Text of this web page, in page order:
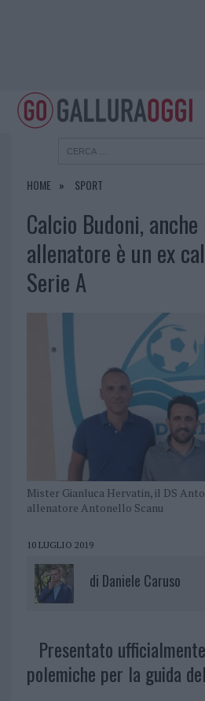
HOME SPORT
Calcio Budoni,
allenatore è un ex
Serie A
Mister Gianluca Hervatin, il DS
allenatore Antonello Scanu
10 LUGLIO 2019
di Daniele Caruso
Presentato
polemiche per la guida